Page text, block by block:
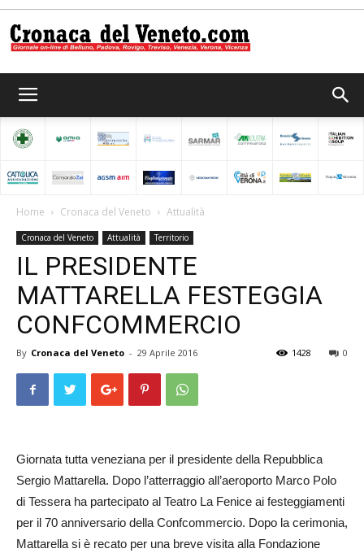
del
Veneto
Home Cronaca del Veneto Attualità
Cronaca del Veneto Attualità Territorio
IL PRESIDENTE
MATTARELLA FESTEGGIA
CONFCOMMERCIO
By Cronaca del Veneto - 29 Aprile 2016 0
1428
Giornata tutta veneziana per il presidente della Repubblica
Sergio Mattarella. Dopo l’atterraggio all’aeroporto Marco Polo
di Tessera ha partecipato al Teatro La Fenice ai festeggiamenti
per il 70 anniversario della Confcommercio. Dopo la cerimonia,
Mattarella si è recato per una breve visita alla Fondazione